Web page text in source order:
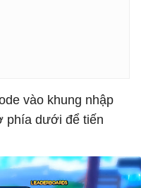
vào khung nhập
phía dưới để tiến